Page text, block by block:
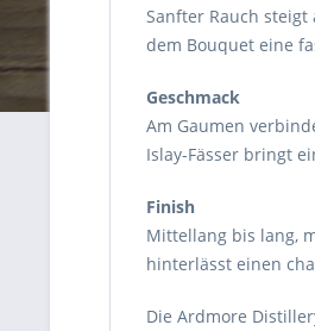
Sanfter Rauch
dem Bouquet eine
Geschmack
Am Gaumen
Islay-Fässer bringt
Finish
Mittellang bis lang,
hinterlässt einen
Die Ardmore